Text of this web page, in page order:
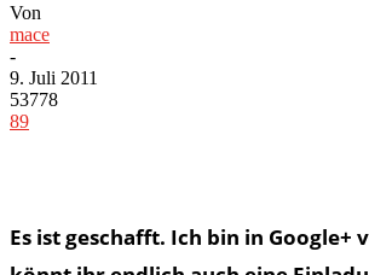
Von
mace
-
9. Juli 2011
53778
89
Es ist geschafft. Ich bin in Google+